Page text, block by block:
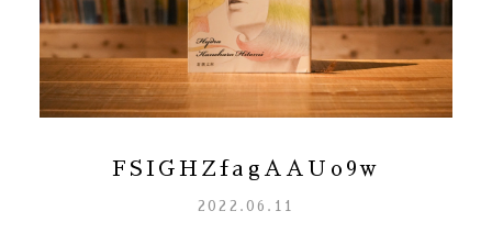
FSIGHZfagAAUo9w
2022.06.11